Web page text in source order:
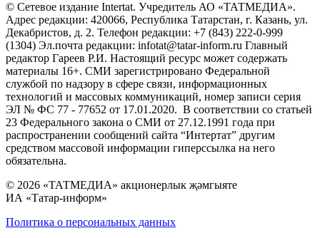
© Сетевое издание Intertat. Учредитель АО «ТАТМЕДИА».
Адрес редакции: 420066, Республика Татарстан, г. Казань, ул.
Декабристов, д. 2. Телефон редакции: +7 (843) 222-0-999
(1304) Эл.почта редакции: infotat@tatar-inform.ru Главный
редактор Гареев Р.И. Настоящий ресурс может содержать
материалы 16+. СМИ зарегистрировано Федеральной
службой по надзору в сфере связи, информационных
технологий и массовых коммуникаций, номер записи серия
ЭЛ № ФС 77 - 77652 от 17.01.2020. В соответствии со статьей
23 Федерального закона о СМИ от 27.12.1991 года при
распространении сообщений сайта “Интертат” другим
средством массовой информации гиперссылка на него
обязательна.
© 2026 «ТАТМЕДИА» акционерлык җәмгыяте
ИА «Татар-информ»
Политика о персональных данных